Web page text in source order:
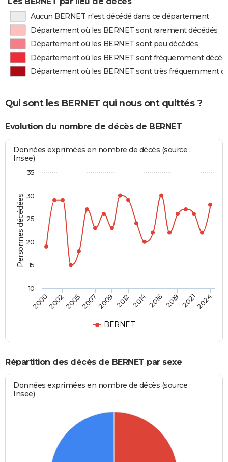
Aucun BERNET n'est décédé dans ce département
Département où les BERNET sont rarement décédés
Département où les BERNET sont peu décédés
Département où les BERNET sont fréquemment
Département où les BERNET sont très fréquemment
Qui sont les BERNET qui nous ont quittés ?
Evolution du nombre de décès de BERNET
Personnes décédées
Données exprimées en nombre de décès (source :
Insee)
BERNET
20002002200520072009 2012 2014 2016 2019 20212024
10
15
20
25
30
35
Répartition des décès de BERNET par sexe
Données exprimées en nombre de décès (source :
Insee)